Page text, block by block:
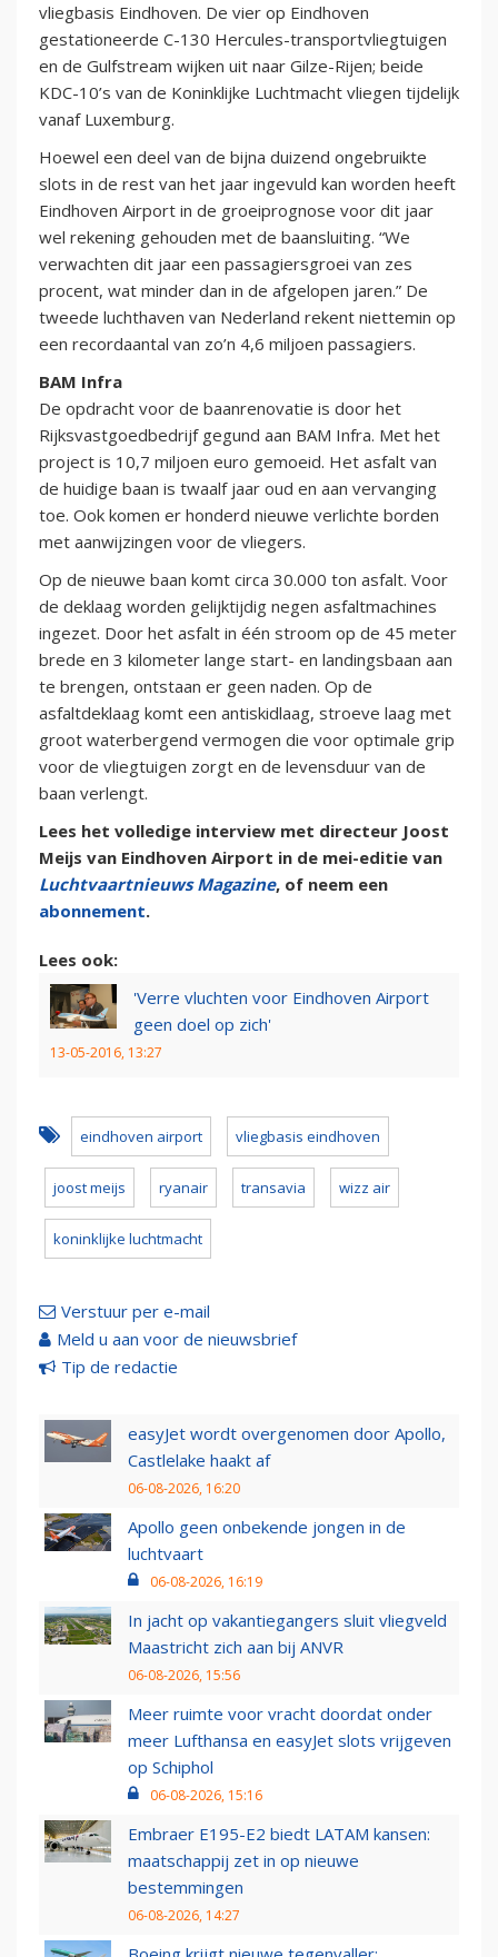
vliegbasis Eindhoven. De vier op Eindhoven
gestationeerde C-130 Hercules-transportvliegtuigen
en de Gulfstream wijken uit naar Gilze-Rijen; beide
KDC-10’s van de Koninklijke Luchtmacht vliegen tijdelijk
vanaf Luxemburg.
Hoewel een deel van de bijna duizend ongebruikte
slots in de rest van het jaar ingevuld kan worden heeft
Eindhoven Airport in de groeiprognose voor dit jaar
wel rekening gehouden met de baansluiting. “We
verwachten dit jaar een passagiersgroei van zes
procent, wat minder dan in de afgelopen jaren.” De
tweede luchthaven van Nederland rekent niettemin op
een recordaantal van zo’n 4,6 miljoen passagiers.
BAM Infra
De opdracht voor de baanrenovatie is door het
Rijksvastgoedbedrijf gegund aan BAM Infra. Met het
project is 10,7 miljoen euro gemoeid. Het asfalt van
de huidige baan is twaalf jaar oud en aan vervanging
toe. Ook komen er honderd nieuwe verlichte borden
met aanwijzingen voor de vliegers.
Op de nieuwe baan komt circa 30.000 ton asfalt. Voor
de deklaag worden gelijktijdig negen asfaltmachines
ingezet. Door het asfalt in één stroom op de 45 meter
brede en 3 kilometer lange start- en landingsbaan aan
te brengen, ontstaan er geen naden. Op de
asfaltdeklaag komt een antiskidlaag, stroeve laag met
groot waterbergend vermogen die voor optimale grip
voor de vliegtuigen zorgt en de levensduur van de
baan verlengt.
Lees het volledige interview met directeur Joost
Meijs van Eindhoven Airport in de mei-editie van
Luchtvaartnieuws Magazine, of neem een
abonnement.
Lees ook:
'Verre vluchten voor Eindhoven Airport
geen doel op zich'
13-05-2016, 13:27
eindhoven airport vliegbasis eindhoven
joost meijs ryanair transavia wizz air
koninklijke luchtmacht
Verstuur per e-mail
Meld u aan voor de nieuwsbrief
Tip de redactie
easyJet wordt overgenomen door Apollo,
Castlelake haakt af
06-08-2026, 16:20
Apollo geen onbekende jongen in de
luchtvaart
06-08-2026, 16:19
In jacht op vakantiegangers sluit vliegveld
Maastricht zich aan bij ANVR
06-08-2026, 15:56
Meer ruimte voor vracht doordat onder
meer Lufthansa en easyJet slots vrijgeven
op Schiphol
06-08-2026, 15:16
Embraer E195-E2 biedt LATAM kansen:
maatschappij zet in op nieuwe
bestemmingen
06-08-2026, 14:27